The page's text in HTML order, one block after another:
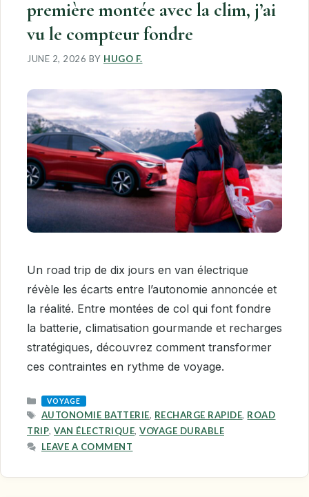
première montée avec la clim, j’ai
vu le compteur fondre
JUNE 2, 2026 BY HUGO F.
Un road trip de dix jours en van électrique
révèle les écarts entre l’autonomie annoncée et
la réalité. Entre montées de col qui font fondre
la batterie, climatisation gourmande et recharges
stratégiques, découvrez comment transformer
ces contraintes en rythme de voyage.
CATEGORIES
VOYAGE
TAGS
AUTONOMIE BATTERIE, RECHARGE RAPIDE, ROAD
TRIP, VAN ÉLECTRIQUE, VOYAGE DURABLE
LEAVE A COMMENT